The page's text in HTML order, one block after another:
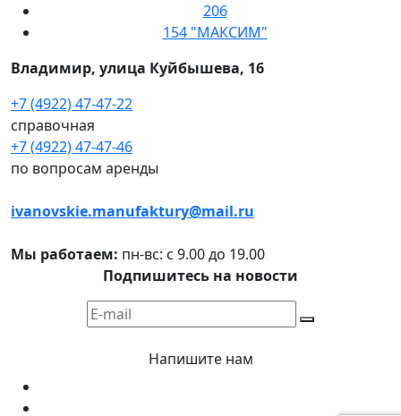
206
154 "МАКСИМ"
Владимир, улица Куйбышева, 16
+7 (4922) 47-47-22
справочная
+7 (4922) 47-47-46
по вопросам аренды
ivanovskie.manufaktury@mail.ru
Мы работаем: пн-вс: с 9.00 до 19.00
Подпишитесь на новости
Напишите нам